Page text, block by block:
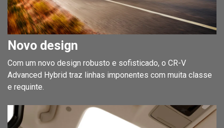
Novo design
Com um novo design robusto e sofisticado, o CR-V
Advanced Hybrid traz linhas imponentes com muita classe
e requinte.